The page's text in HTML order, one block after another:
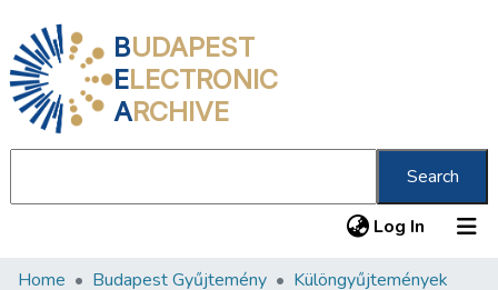
BUDAPEST
ELECTRONIC
ARCHIVE
Search
Log In (current)
Communities & Collections
Home Budapest Gyűjtemény
Különgyűjtemények